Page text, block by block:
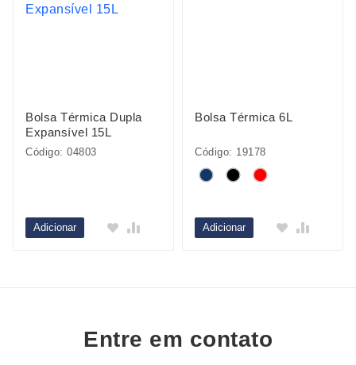
Bolsa Térmica Dupla
Expansível 15L
Código: 04803
Adicionar
Bolsa Térmica 6L
Código: 19178
Adicionar
Entre em contato